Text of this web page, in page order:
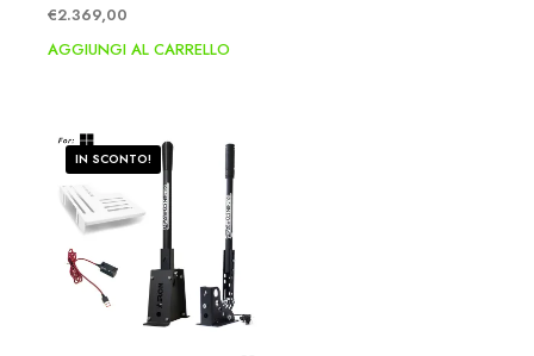
€2.369,00
AGGIUNGI AL CARRELLO
IN SCONTO!